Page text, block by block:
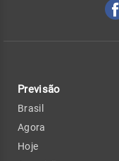
Previsão
Brasil
Agora
Hoje